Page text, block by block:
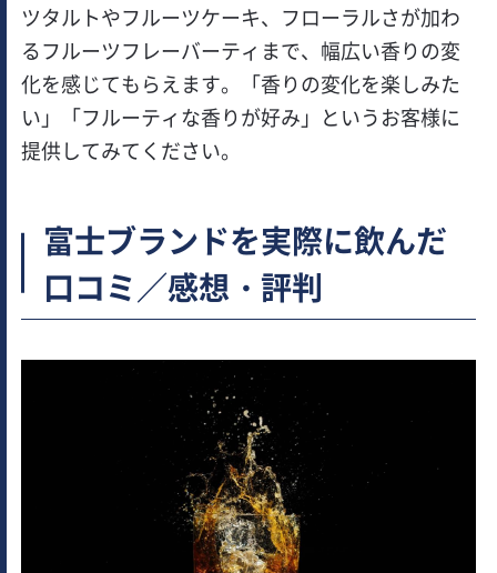
ツタルトやフルーツケーキ、フローラルさが加わ
るフルーツフレーバーティまで、幅広い香りの変
化を感じてもらえます。「香りの変化を楽しみた
い」「フルーティな香りが好み」というお客様に
提供してみてください。
富士ブランドを実際に飲んだ
口コミ／感想・評判